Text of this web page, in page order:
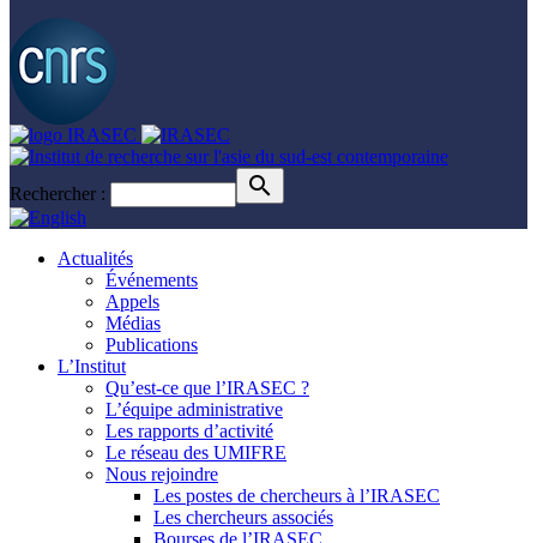
Rechercher :
Actualités
Événements
Appels
Médias
Publications
L’Institut
Qu’est-ce que l’IRASEC ?
L’équipe administrative
Les rapports d’activité
Le réseau des UMIFRE
Nous rejoindre
Les postes de chercheurs à l’IRASEC
Les chercheurs associés